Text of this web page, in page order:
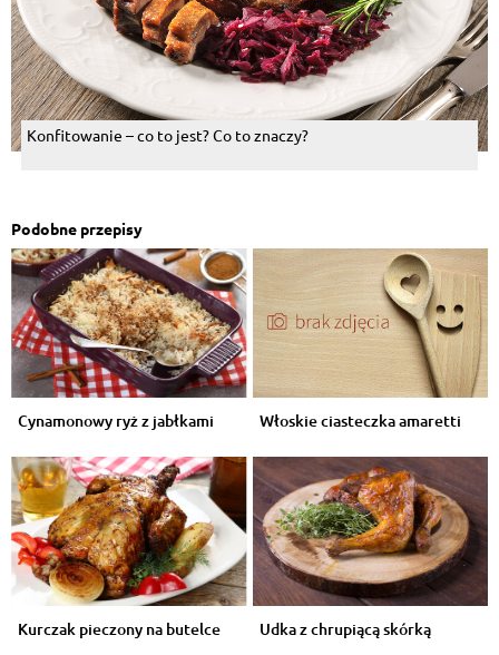
Konfitowanie – co to jest? Co to znaczy?
Podobne przepisy
Cynamonowy ryż z jabłkami Włoskie ciasteczka amaretti
Kurczak pieczony na butelce Udka z chrupiącą skórką